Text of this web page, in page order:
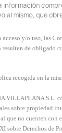
al mismo, que
y/o uso, las
resulten de obligado
recogida en la
VILLAPLANA S.L.
sobre propiedad
no cuenten con
sobre Derechos de